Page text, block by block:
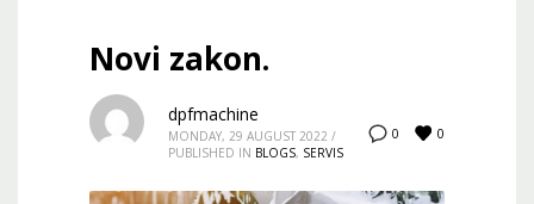
Novi zakon.
0 0
dpfmachine
MONDAY, 29 AUGUST 2022 /
PUBLISHED IN BLOGS, SERVIS